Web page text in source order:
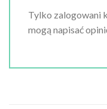
Tylko zalogowani
mogą napisać